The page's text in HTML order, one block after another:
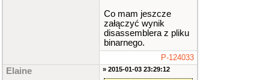
Co mam jeszcze
załączyć wynik
disassemblera z pliku
binarnego.
P-124033
Elaine » 2015-01-03 23:29:12